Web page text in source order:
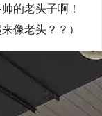
的老头子啊！
像老头？？）